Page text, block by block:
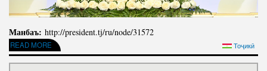
Манбаъ: http://president.tj/ru/node/31572
READ MOREABOUT РЕЧЬ ПРЕЗИДЕНТА РЕСПУБЛИКИ ТАДЖИКИСТАН, ЛИДЕРА НАЦИИ
УВАЖАЕМОГО ЭМОМАЛИ РАХМОНА ПО СЛУЧАЮ ДНЯ ГОСУДАРСТВЕННОГО
ЯЗЫКА
Тоҷикӣ